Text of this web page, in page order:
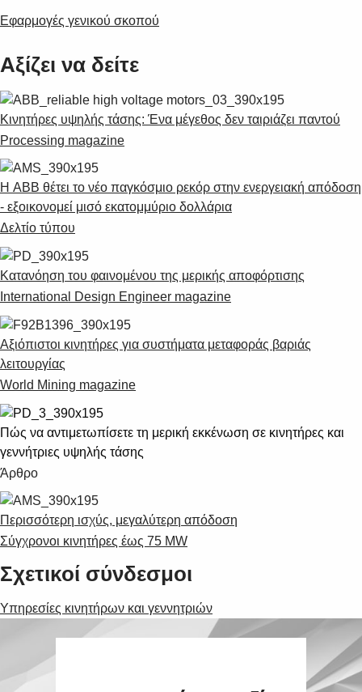
Shopping list preview
0
Εφαρμογές γενικού σκοπού
Αξίζει να δείτε
Κινητήρες υψηλής τάσης: Ένα μέγεθος δεν ταιριάζει παντού
Processing magazine
Η ABB θέτει το νέο παγκόσμιο ρεκόρ στην ενεργειακή απόδοση
- εξοικονομεί μισό εκατομμύριο δολλάρια
Δελτίο τύπου
Κατανόηση του φαινομένου της μερικής αποφόρτισης
International Design Engineer magazine
Αξιόπιστοι κινητήρες για συστήματα μεταφοράς βαριάς
λειτουργίας
World Mining magazine
Πώς να αντιμετωπίσετε τη μερική εκκένωση σε κινητήρες και
γεννήτριες υψηλής τάσης
Άρθρο
Περισσότερη ισχύς, μεγαλύτερη απόδοση
Σύγχρονοι κινητήρες έως 75 MW
Σχετικοί σύνδεσμοι
Υπηρεσίες κινητήρων και γεννητριών